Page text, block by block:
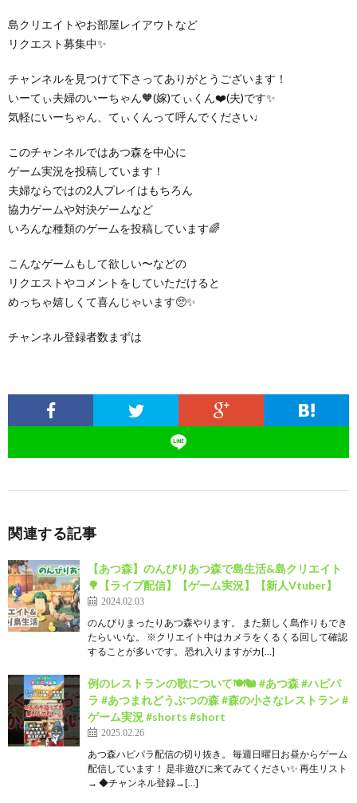
島クリエイトやお部屋レイアウトなど
リクエスト募集中✨
チャンネルを見つけて下さってありがとうございます！
いーてぃ夫婦のいーちゃん🧡(嫁)てぃくん❤️(夫)です✨
気軽にいーちゃん、てぃくんって呼んでください♩
このチャンネルではあつ森を中心に
ゲーム実況を投稿しています！
夫婦ならではの2人プレイはもちろん
協力ゲームや対決ゲームなど
いろんな種類のゲームを投稿しています🌈
こんなゲームもして欲しい〜などの
リクエストやコメントをしていただけると
めっちゃ嬉しくて喜んじゃいます🥺✨
チャンネル登録者数まずは
関連する記事
【あつ森】のんびりあつ森で島生活&島クリエイト
🌳【ライブ配信】【ゲーム実況】【新人Vtuber】
2024.02.03
のんびりまったりあつ森やります。 また新しく島作りもでき
たらいいな。 ※クリエイト中はカメラをくるくる回して確認
することが多いです。 恐れ入りますがカ[…]
例のレストランの歌について🍽️🐿️ #あつ森 #ハピパ
ラ #あつまれどうぶつの森 #森の小さなレストラン #
ゲーム実況 #shorts #short
2025.02.26
あつ森ハピパラ配信の切り抜き。 毎週日曜日お昼からゲーム
配信しています！ 是非遊びに来てみてください✨ 再生リスト
→ ◆チャンネル登録→[…]